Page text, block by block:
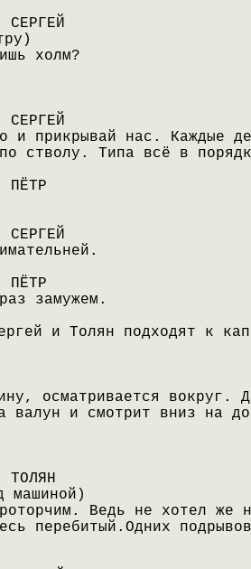
СЕРГЕЙ
холм?
СЕРГЕЙ
и прикрывай нас. Каждые
стволу. Типа всё в
ПЁТР
СЕРГЕЙ
ПЁТР
замужем.
и Толян подходят к
осматривается вокруг.
валун и смотрит вниз на
ТОЛЯН
машиной)
Ведь не хотел же
перебитый.Одних